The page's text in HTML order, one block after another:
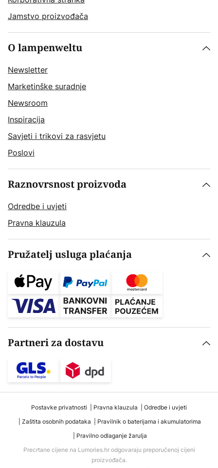
Jamstvo proizvođača
O lampenweltu
Newsletter
Marketinške suradnje
Newsroom
Inspiracija
Savjeti i trikovi za rasvjetu
Poslovi
Raznovrsnost proizvoda
Odredbe i uvjeti
Pravna klauzula
Pružatelj usluga plaćanja
Partneri za dostavu
Postavke privatnosti Pravna klauzula
Odredbe i uvjeti
Zaštita osobnih podataka
Pravilnik o baterijama i akumulatorima
Pravilno odlaganje žarulja
Precrtane cijene na Lumories.hr odgovaraju preporučenoj cijeni
proizvođača.